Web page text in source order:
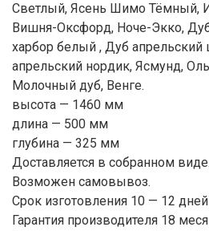
Светлый, Ясень Шимо Тёмный,
Вишня-Оксфорд, Ноче-Экко,
харбор белый , Дуб
апрельский нордик, Ясмунд,
Молочный дуб, Венге.
высота — 1460 мм
длина — 500 мм
глубина — 325 мм
Доставляется в собранном виде.
Возможен самовывоз.
Срок изготовления 10 — 12
Гарантия производителя 18